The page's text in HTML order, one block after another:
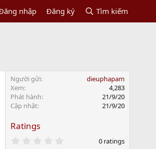
nhập Đăng ký Tìm kiếm
Người gửi
dieuphapam
Xem
4,283
Phát hành
21/9/20
Cập nhật
21/9/20
Ratings
0 ratings